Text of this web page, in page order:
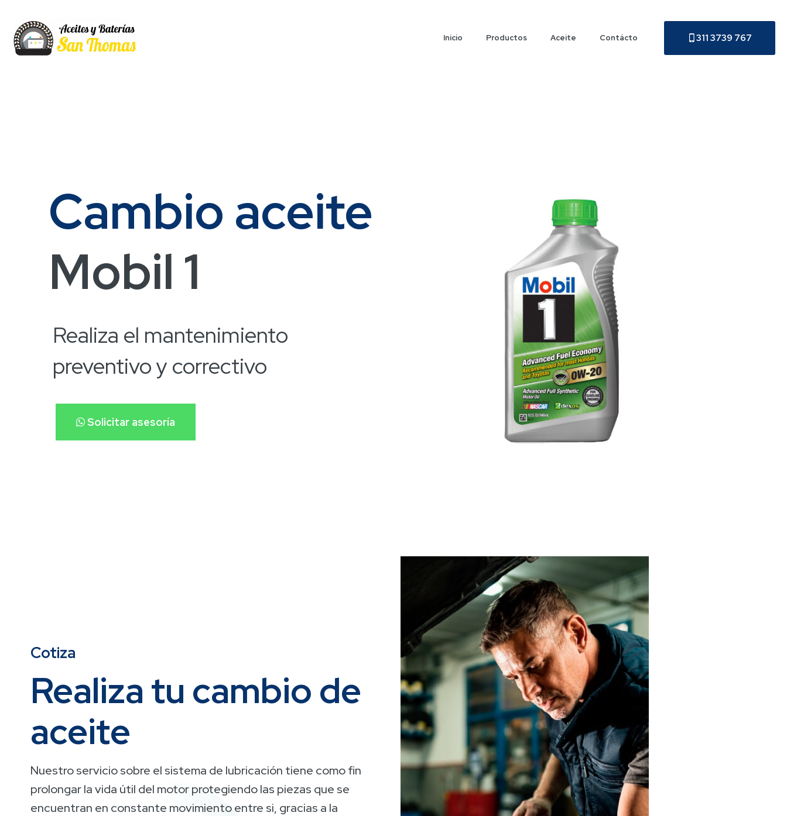
Inicio Productos Aceite Contácto 311 3739 767
Cambio aceite
Mobil 1
Realiza el mantenimiento
preventivo y correctivo
Solicitar asesoría
Cotiza
Realiza tu cambio de
aceite
Nuestro servicio sobre el sistema de lubricación tiene como fin
prolongar la vida útil del motor protegiendo las piezas que se
encuentran en constante movimiento entre si, gracias a la